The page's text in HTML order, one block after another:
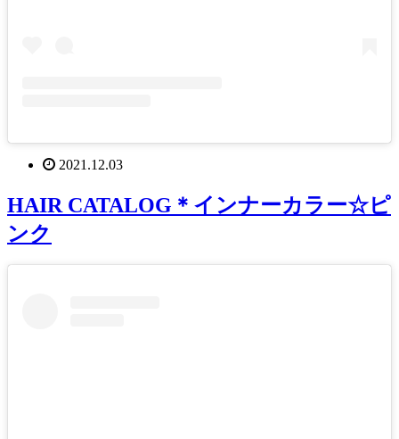
2021.12.03
HAIR CATALOG＊インナーカラー☆ピ
ンク